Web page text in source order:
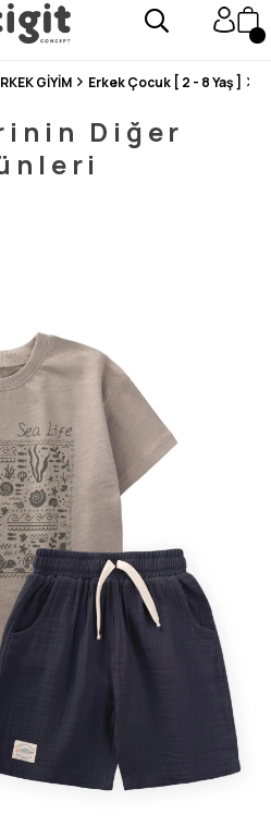
5 ÜZERİNDEN 4.8 PUAN ALDI ⭐⭐⭐⭐⭐
MÜŞTERİ ❤️ 10 MİLYON ÜRÜN
GİYİM Erkek Çocuk [ 2 - 8 Yaş ]
Diğer